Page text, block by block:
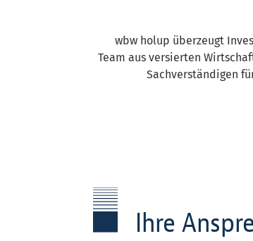
wbw holup überzeugt
Team aus versierten
Sachverständigen
Ihre